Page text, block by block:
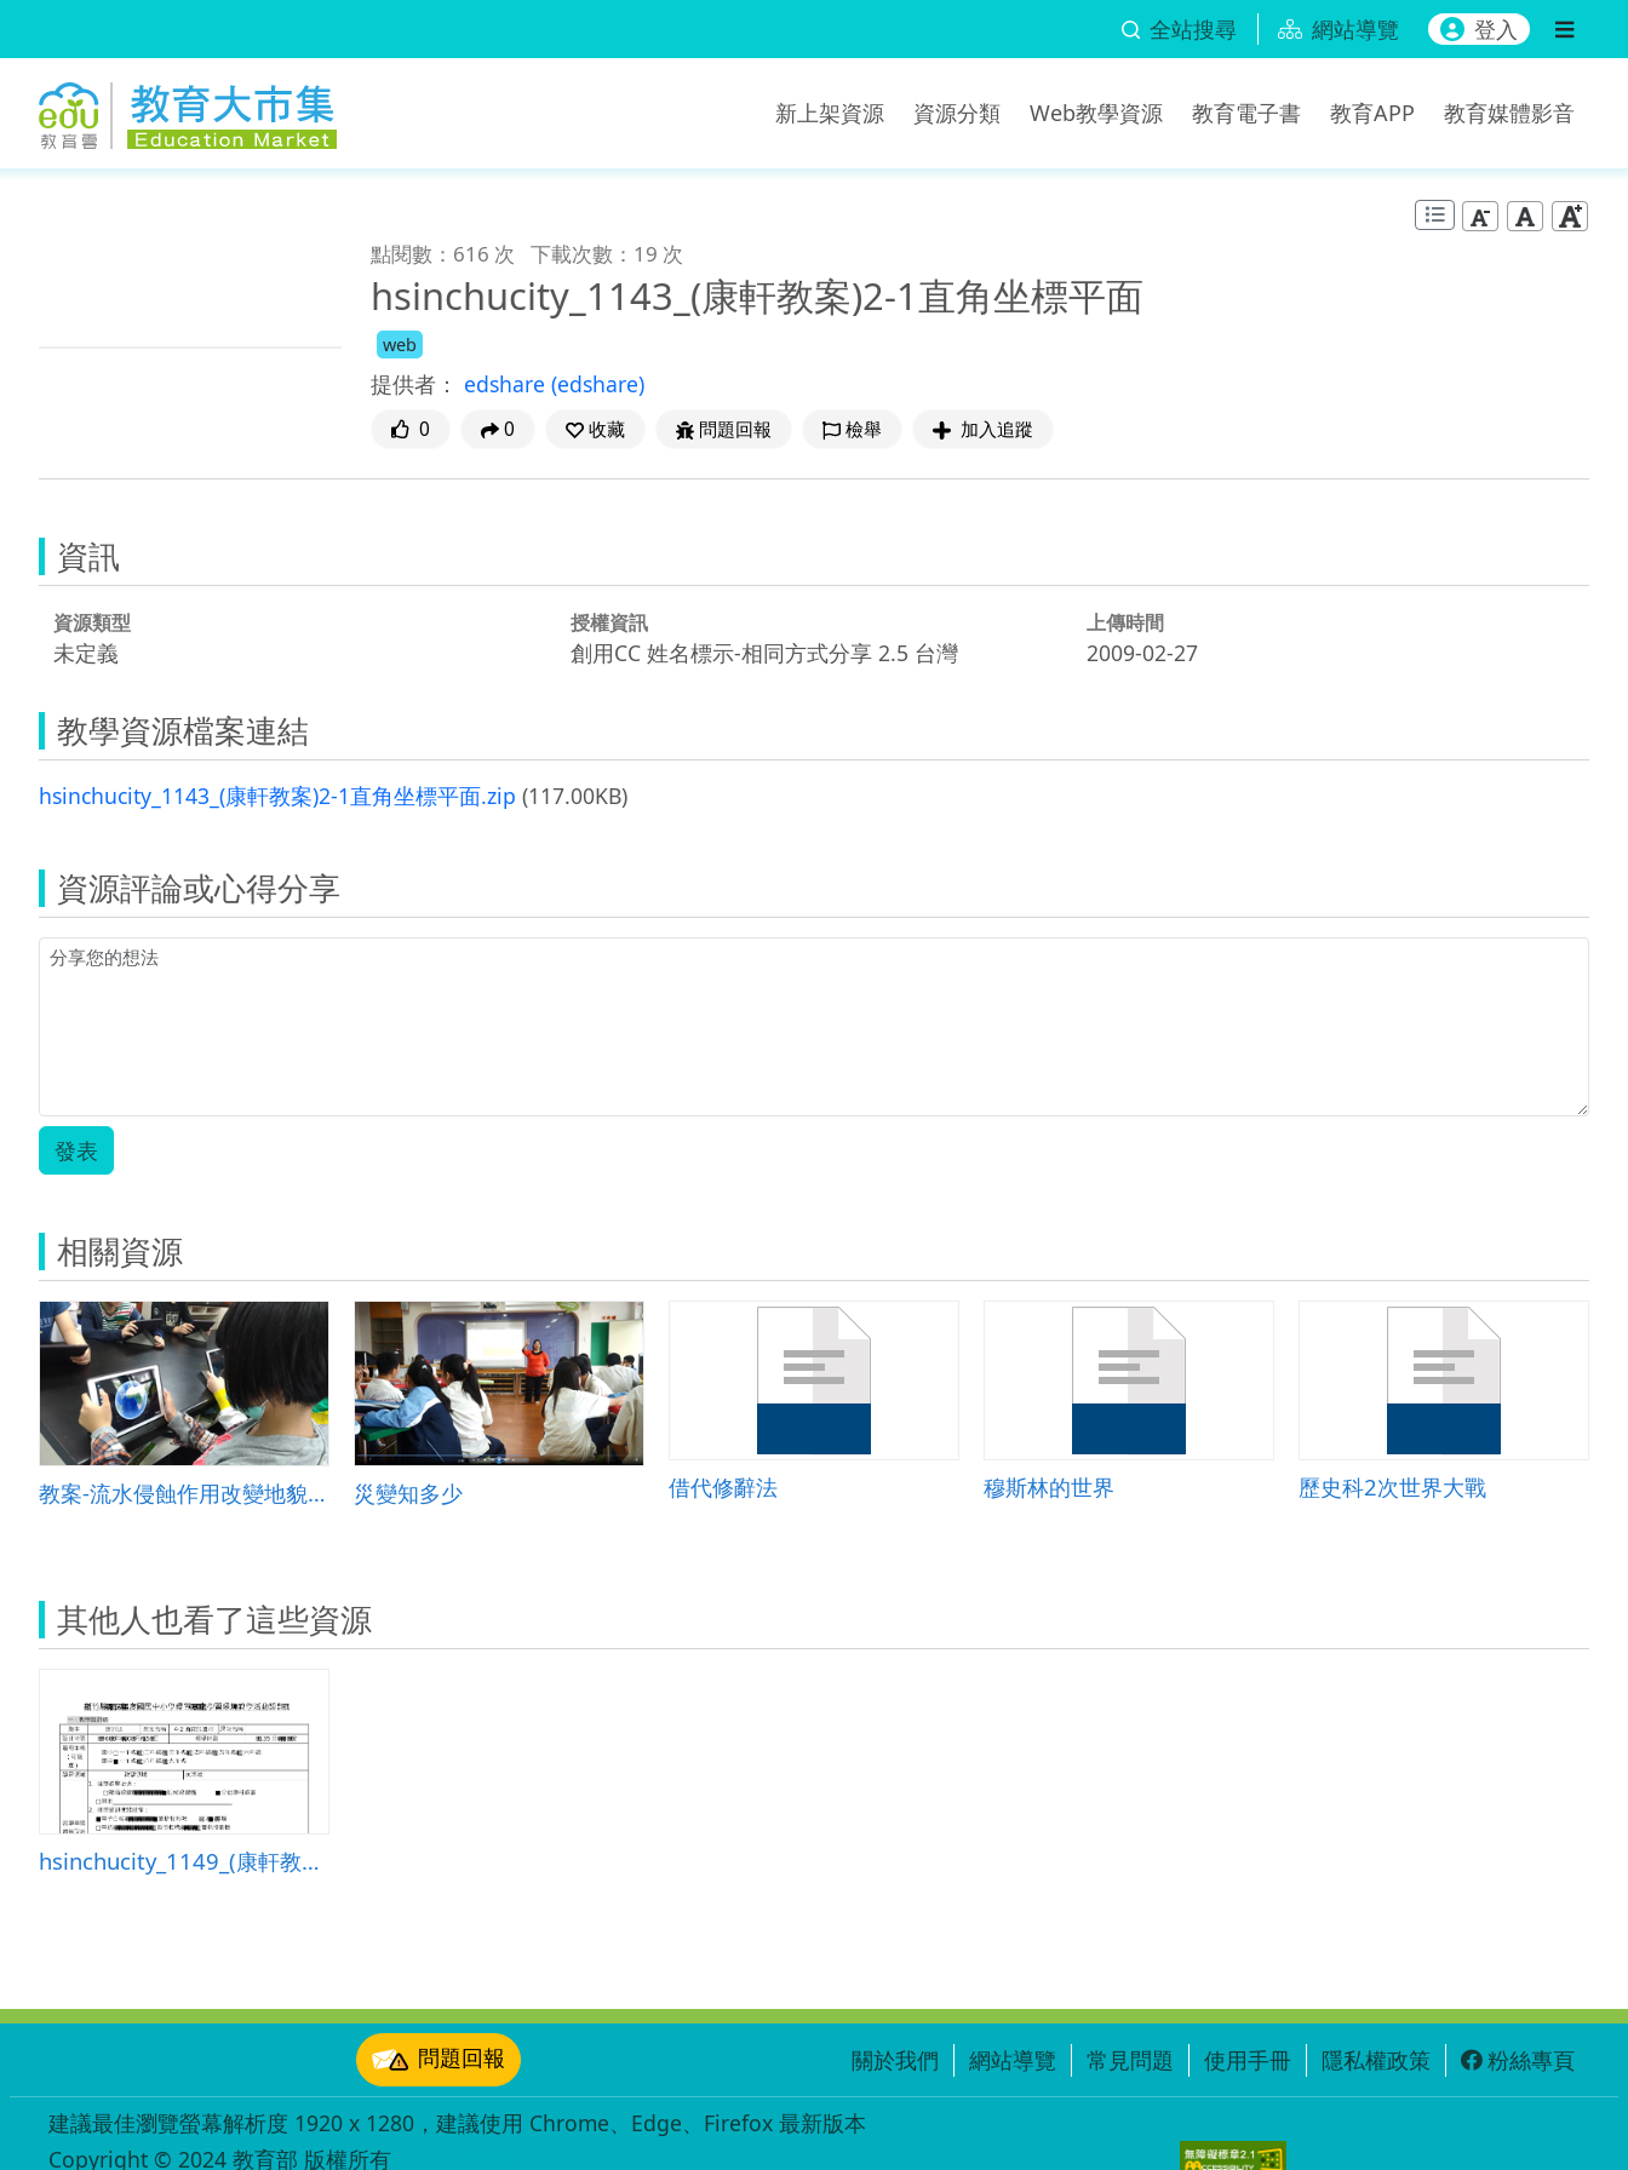
全站搜尋 網站導覽 登入
新上架資源 資源分類 Web教學資源 教育電子書 教育APP 教育媒體影音
點閱數：616 次 下載次數：19 次
hsinchucity_1143_(康軒教案)2-1直角坐標平面
web
提供者： edshare (edshare)
0 0 收藏 問題回報 檢舉 加入追蹤
資訊
資源類型
未定義
授權資訊
創用CC 姓名標示-相同方式分享 2.5 台灣
上傳時間
2009-02-27
教學資源檔案連結
hsinchucity_1143_(康軒教案)2-1直角坐標平面.zip (117.00KB)
資源評論或心得分享
發表
相關資源
教案-流水侵蝕作用改變地貌&amp;mdash;以峽谷為例 災變知多少 借代修辭法 穆斯林的世界 歷史科2次世界大戰
其他人也看了這些資源
hsinchucity_1149_(康軒教案)4-2函數的圖形
問題回報 關於我們 網站導覽 常見問題 使用手冊 隱私權政策 粉絲專頁
建議最佳瀏覽螢幕解析度 1920 x 1280，建議使用 Chrome、Edge、Firefox 最新版本
Copyright © 2024 教育部 版權所有